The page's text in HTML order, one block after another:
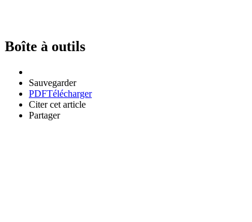
Boîte à outils
Sauvegarder
PDFTélécharger
Citer cet article
Partager